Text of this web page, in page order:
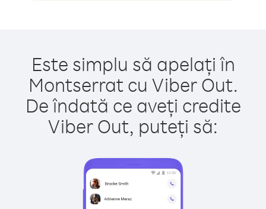
Este simplu să apelați în
Montserrat cu Viber Out.
De îndată ce aveți credite
Viber Out, puteți să: